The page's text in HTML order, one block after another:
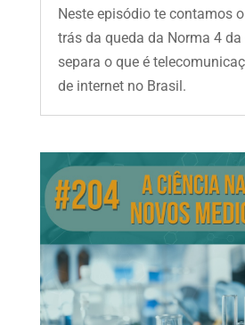
Neste episódio te contamos
trás da queda da Norma 4 da
separa o que é
de internet no Brasil.